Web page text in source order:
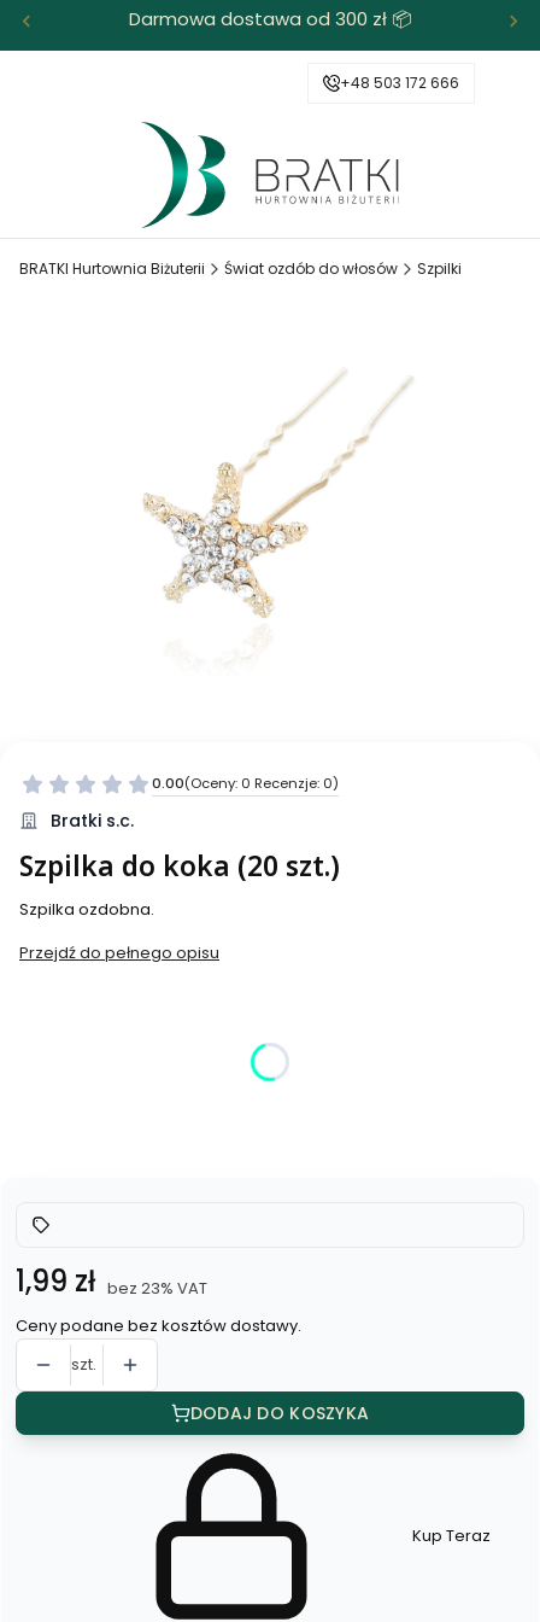
Darmowa dostawa od 300 zł 📦
+48 503 172 666
BRATKI Hurtownia Biżuterii Świat ozdób do włosów Szpilki
0.00(Oceny: 0 Recenzje: 0)
Bratki s.c.
Szpilka do koka (20 szt.)
Szpilka ozdobna.
Przejdź do pełnego opisu
Cena
1,99 zł bez 23% VAT
Ceny podane bez kosztów dostawy.
szt.
DODAJ DO KOSZYKA
Szybki
produktu
Szpilka
Kup Teraz